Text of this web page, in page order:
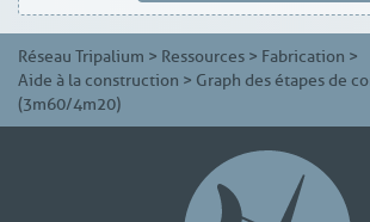
Réseau Tripalium > Ressources > Fabrication >
Aide à la construction > Graph des étapes de
(3m60/4m20)